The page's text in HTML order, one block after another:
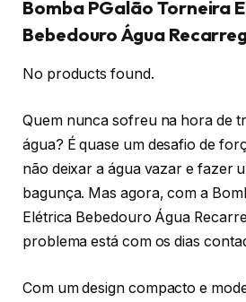
Bomba PGalão Torneira
Bebedouro Água
No products found.
Quem nunca sofreu na hora de
água? É quase um desafio de
não deixar a água vazar e fazer
bagunça. Mas agora, com a
Elétrica Bebedouro Água
problema está com os dias
Com um design compacto e